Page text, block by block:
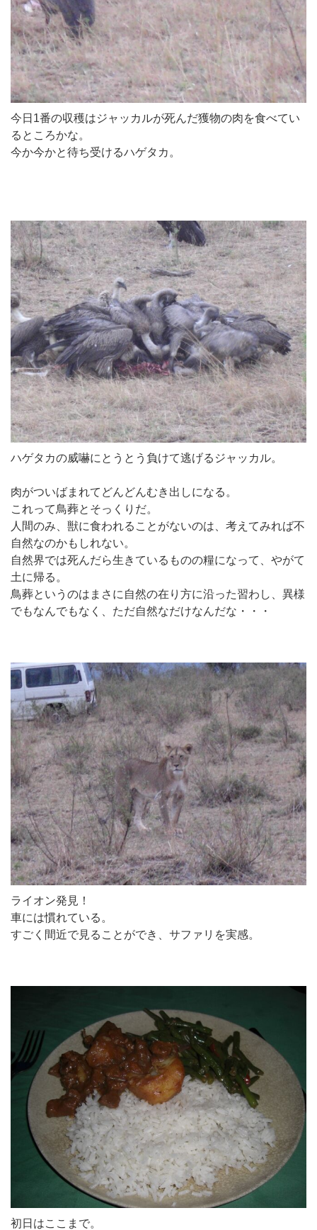
今日1番の収穫はジャッカルが死んだ獲物の肉を食べてい
るところかな。
今か今かと待ち受けるハゲタカ。
ハゲタカの威嚇にとうとう負けて逃げるジャッカル。
肉がついばまれてどんどんむき出しになる。
これって鳥葬とそっくりだ。
人間のみ、獣に食われることがないのは、考えてみれば不
自然なのかもしれない。
自然界では死んだら生きているものの糧になって、やがて
土に帰る。
鳥葬というのはまさに自然の在り方に沿った習わし、異様
でもなんでもなく、ただ自然なだけなんだな・・・
ライオン発見！
車には慣れている。
すごく間近で見ることができ、サファリを実感。
初日はここまで。